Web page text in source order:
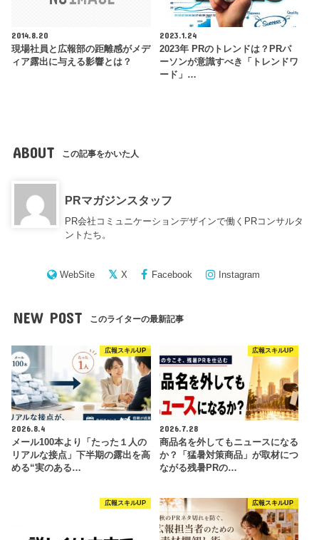
2014.8.20
現場社員と広報部の距離感がメデ
ィア露出に与える影響とは？
2023.1.24
2023年 PRのトレンドは？PRパ
ーソンが意識すべき「トレンドワ
ード」…
ABOUT この記事をかいた人
PRマガジンスタッフ
PR会社コミュニケーションデザインで働くPRコンサルタ
ントたち。
WebSite X Facebook Instagram
NEW POST このライターの最新記事
広報スキルUP
2026.8.4
メール100本より「たった１人の
リアルな接点」下半期の露出を高
める“実のある…
広報スキルUP
2026.7.28
商品名を外してもニュースになる
か？「猛暑対策商品」が取材につ
ながる残暑PRの…
広報スキルUP 広報スキルUP